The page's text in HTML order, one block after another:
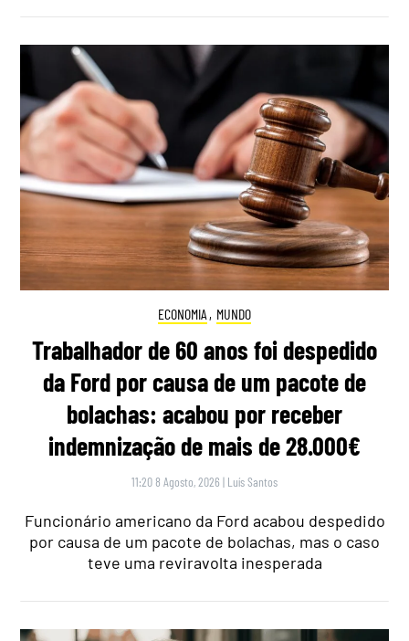
ECONOMIA , MUNDO
Trabalhador de 60 anos foi despedido
da Ford por causa de um pacote de
bolachas: acabou por receber
indemnização de mais de 28.000€
11:20 8 Agosto, 2026 | Luís Santos
Funcionário americano da Ford acabou despedido
por causa de um pacote de bolachas, mas o caso
teve uma reviravolta inesperada